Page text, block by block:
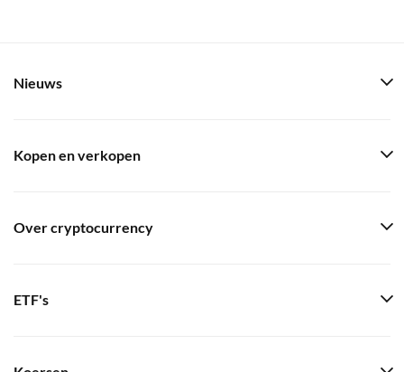
Nieuws
Kopen en verkopen
Over cryptocurrency
ETF's